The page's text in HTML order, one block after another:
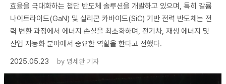
효율을 극대화하는 첨단 반도체 솔루션을 개발하고 있으며, 특히 갈륨
나이트라이드(GaN) 및 실리콘 카바이드(SiC) 기반 전력 반도체는 전
력 변환 과정에서 에너지 손실을 최소화하며, 전기차, 재생 에너지 및
산업 자동화 분야에서 중요한 역할을 한다고 전했다.
2025.05.23
by 명세환 기자